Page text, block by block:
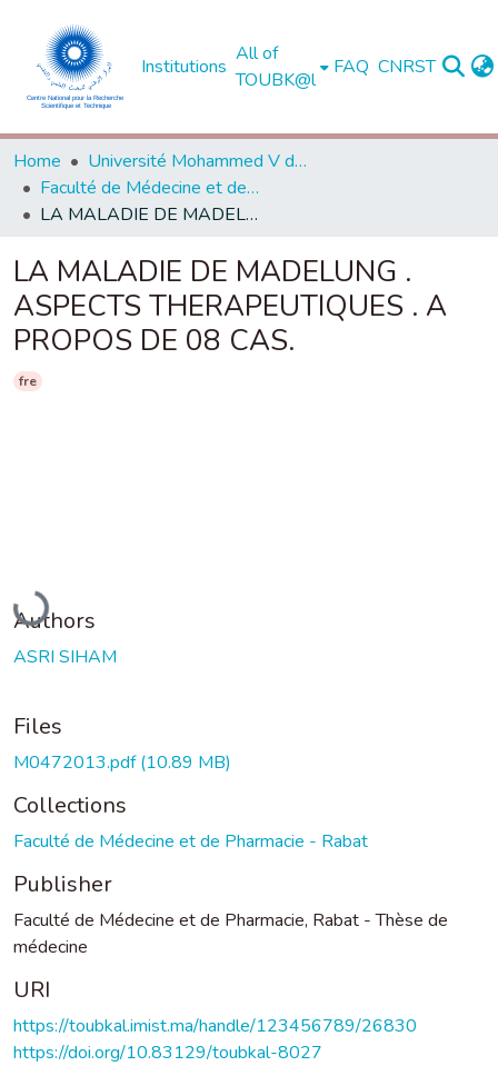
Institutions
All of
TOUBK@l
FAQ CNRST
Home
Université Mohammed V de Rabat
Faculté de Médecine et de Pharmacie - Rabat
LA MALADIE DE MADELUNG . ASPECTS THERAPEUTIQUES . A PROPOS DE 08 CAS.
LA MALADIE DE MADELUNG .
ASPECTS THERAPEUTIQUES . A
PROPOS DE 08 CAS.
fre
Loading...
Authors
ASRI SIHAM
Files
M0472013.pdf(10.89 MB)
Collections
Faculté de Médecine et de Pharmacie - Rabat
Publisher
Faculté de Médecine et de Pharmacie, Rabat - Thèse de
médecine
URI
https://toubkal.imist.ma/handle/123456789/26830
https://doi.org/10.83129/toubkal-8027